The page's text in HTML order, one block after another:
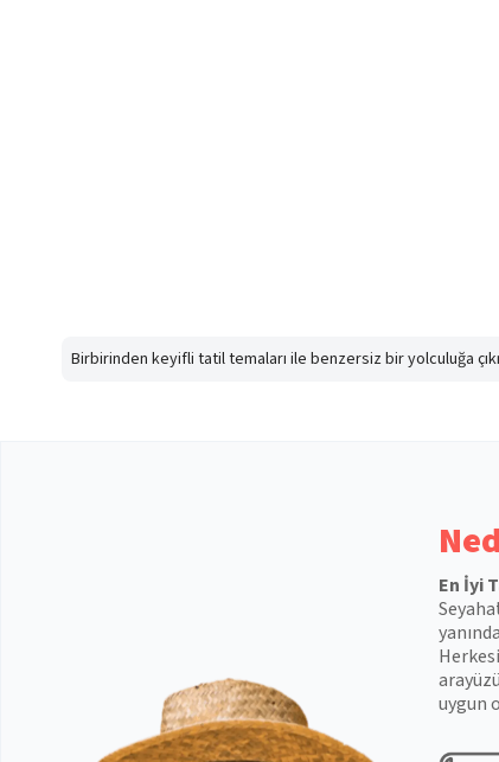
Birbirinden keyifli tatil temaları ile benzersiz bir yolculuğa
En İyi
uygun